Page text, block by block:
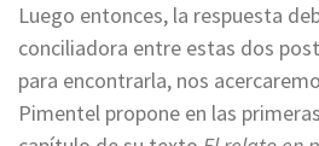
Luego entonces, la respuesta
conciliadora entre estas dos
para encontrarla, nos
Pimentel propone en las